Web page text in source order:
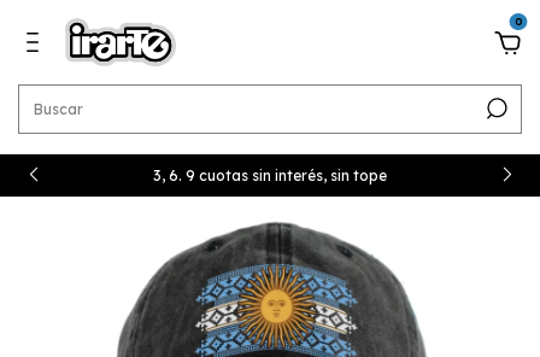
0
3, 6. 9 cuotas sin interés, sin tope